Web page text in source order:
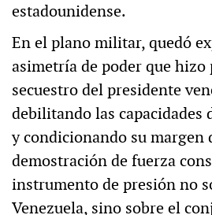
estadounidense.
En el plano militar, quedó
asimetría de poder que hizo
secuestro del presidente
debilitando las capacidades
y condicionando su margen
demostración de fuerza
instrumento de presión no
Venezuela, sino sobre el